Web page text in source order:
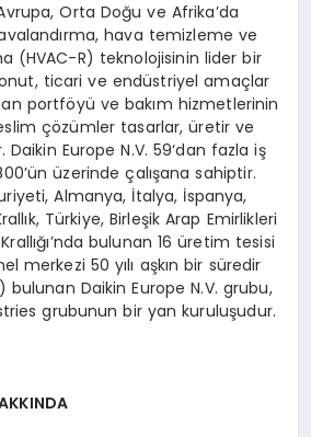
Orta Doğu ve Afrika’da
hava temizleme ve
(HVAC-R) teknolojisinin lider bir
ticari ve endüstriyel amaçlar
portföyü ve bakım hizmetlerinin
çözümler tasarlar, üretir ve
Europe N.V. 59‘dan fazla iş
üzerinde çalışana sahiptir.
Almanya, İtalya, İspanya,
Türkiye, Birleşik Arap Emirlikleri
bulunan 16 üretim tesisi
merkezi 50 yılı aşkın bir süredir
bulunan Daikin Europe N.V. grubu,
grubunun bir yan kuruluşudur.